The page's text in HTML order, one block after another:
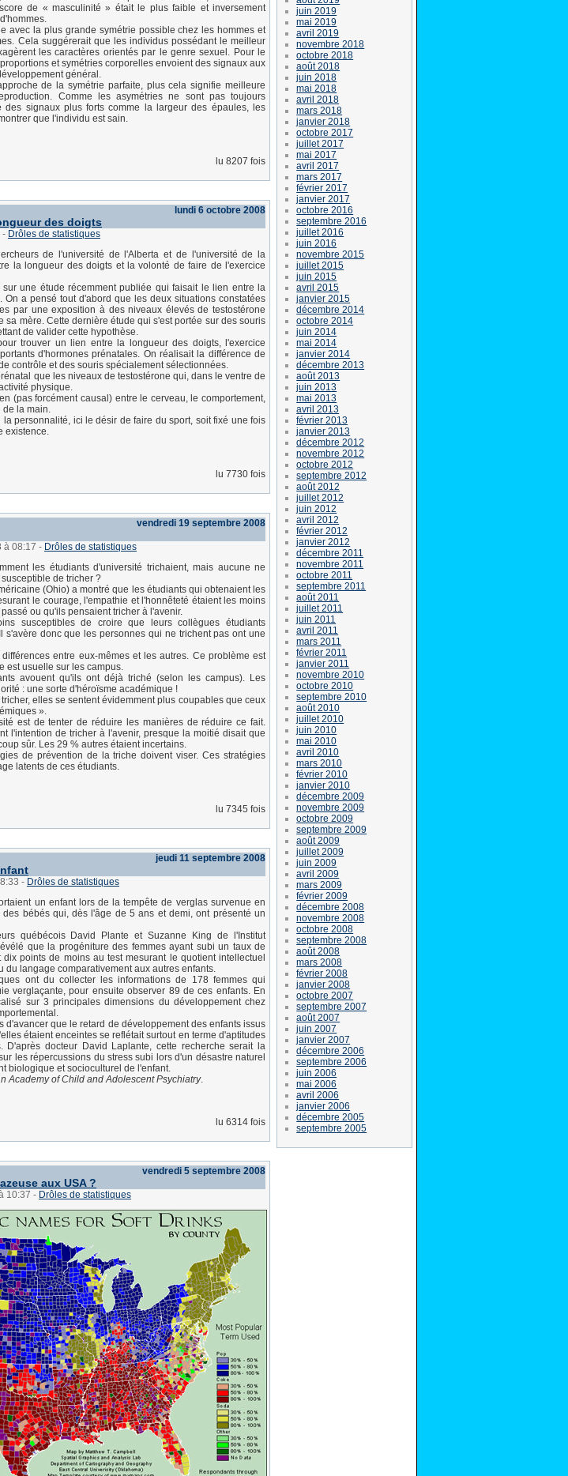
de « masculinité » était le plus faible et inversement
avec la plus grande symétrie possible chez les hommes et
Cela suggérerait que les individus possédant le meilleur
les caractères orientés par le genre sexuel. Pour le
et symétries corporelles envoient des signaux aux
général.
de la symétrie parfaite, plus cela signifie meilleure
Comme les asymétries ne sont pas toujours
signaux plus forts comme la largeur des épaules, les
que l'individu est sain.
lu 8207 fois
lundi 6 octobre 2008
des doigts
- Drôles de statistiques
de l'université de l'Alberta et de l'université de la
la longueur des doigts et la volonté de faire de l'exercice
une étude récemment publiée qui faisait le lien entre la
On a pensé tout d'abord que les deux situations constatées
par une exposition à des niveaux élevés de testostérone
sa mère. Cette dernière étude qui s'est portée sur des souris
de valider cette hypothèse.
trouver un lien entre la longueur des doigts, l'exercice
d'hormones prénatales. On réalisait la différence de
contrôle et des souris spécialement sélectionnées.
que les niveaux de testostérone qui, dans le ventre de
physique.
(pas forcément causal) entre le cerveau, le comportement,
de la main.
la personnalité, ici le désir de faire du sport, soit fixé une fois
existence.
lu 7730 fois
vendredi 19 septembre 2008
à 08:17 - Drôles de statistiques
les étudiants d'université trichaient, mais aucune ne
de tricher ?
(Ohio) a montré que les étudiants qui obtenaient les
le courage, l'empathie et l'honnêteté étaient les moins
ou qu'ils pensaient tricher à l'avenir.
susceptibles de croire que leurs collègues étudiants
donc que les personnes qui ne trichent pas ont une
entre eux-mêmes et les autres. Ce problème est
est usuelle sur les campus.
avouent qu'ils ont déjà triché (selon les campus). Les
: une sorte d'héroïsme académique !
elles se sentent évidemment plus coupables que ceux
».
est de tenter de réduire les manières de réduire ce fait.
l'intention de tricher à l'avenir, presque la moitié disait que
sûr. Les 29 % autres étaient incertains.
de prévention de la triche doivent viser. Ces stratégies
latents de ces étudiants.
lu 7345 fois
jeudi 11 septembre 2008
- Drôles de statistiques
un enfant lors de la tempête de verglas survenue en
bébés qui, dès l'âge de 5 ans et demi, ont présenté un
québécois David Plante et Suzanne King de l'Institut
que la progéniture des femmes ayant subi un taux de
points de moins au test mesurant le quotient intellectuel
langage comparativement aux autres enfants.
ont du collecter les informations de 178 femmes qui
verglaçante, pour ensuite observer 89 de ces enfants. En
sur 3 principales dimensions du développement chez
d'avancer que le retard de développement des enfants issus
étaient enceintes se reflétait surtout en terme d'aptitudes
D'après docteur David Laplante, cette recherche serait la
les répercussions du stress subi lors d'un désastre naturel
biologique et socioculturel de l'enfant.
Academy of Child and Adolescent Psychiatry.
lu 6314 fois
vendredi 5 septembre 2008
aux USA ?
10:37 - Drôles de statistiques
juin 2019
mai 2019
avril 2019
novembre 2018
octobre 2018
août 2018
juin 2018
mai 2018
avril 2018
mars 2018
janvier 2018
octobre 2017
juillet 2017
mai 2017
avril 2017
mars 2017
février 2017
janvier 2017
octobre 2016
septembre 2016
juillet 2016
juin 2016
novembre 2015
juillet 2015
juin 2015
avril 2015
janvier 2015
décembre 2014
octobre 2014
juin 2014
mai 2014
janvier 2014
décembre 2013
août 2013
juin 2013
mai 2013
avril 2013
février 2013
janvier 2013
décembre 2012
novembre 2012
octobre 2012
septembre 2012
août 2012
juillet 2012
juin 2012
avril 2012
février 2012
janvier 2012
décembre 2011
novembre 2011
octobre 2011
septembre 2011
août 2011
juillet 2011
juin 2011
avril 2011
mars 2011
février 2011
janvier 2011
novembre 2010
octobre 2010
septembre 2010
août 2010
juillet 2010
juin 2010
mai 2010
avril 2010
mars 2010
février 2010
janvier 2010
décembre 2009
novembre 2009
octobre 2009
septembre 2009
août 2009
juillet 2009
juin 2009
avril 2009
mars 2009
février 2009
décembre 2008
novembre 2008
octobre 2008
septembre 2008
août 2008
mars 2008
février 2008
janvier 2008
octobre 2007
septembre 2007
août 2007
juin 2007
janvier 2007
décembre 2006
septembre 2006
juin 2006
mai 2006
avril 2006
janvier 2006
décembre 2005
septembre 2005